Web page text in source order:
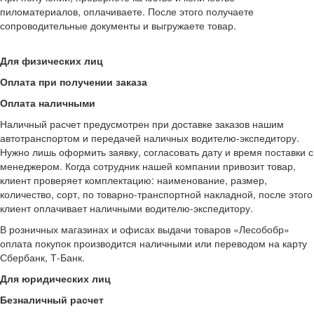
пиломатериалов, оплачиваете. После этого получаете
сопроводительные документы и выгружаете товар.
Для физических лиц
Оплата при получении заказа
Оплата наличными
Наличный расчет предусмотрен при доставке заказов нашим
автотранспортом и передачей наличных водителю-экспедитору.
Нужно лишь оформить заявку, согласовать дату и время поставки с
менеджером. Когда сотрудник нашей компании привозит товар,
клиент проверяет комплектацию: наименование, размер,
количество, сорт, по товарно-транспортной накладной, после этого
клиент оплачивает наличными водителю-экспедитору.
В розничных магазинах и офисах выдачи товаров «Лесобобр»
оплата покупок производится наличными или переводом на карту
Сбербанк, Т-Банк.
Для юридических лиц
Безналичный расчет